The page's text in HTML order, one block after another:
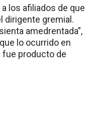
los afiliados de que
dirigente gremial.
amedrentada”,
lo ocurrido en
fue producto de